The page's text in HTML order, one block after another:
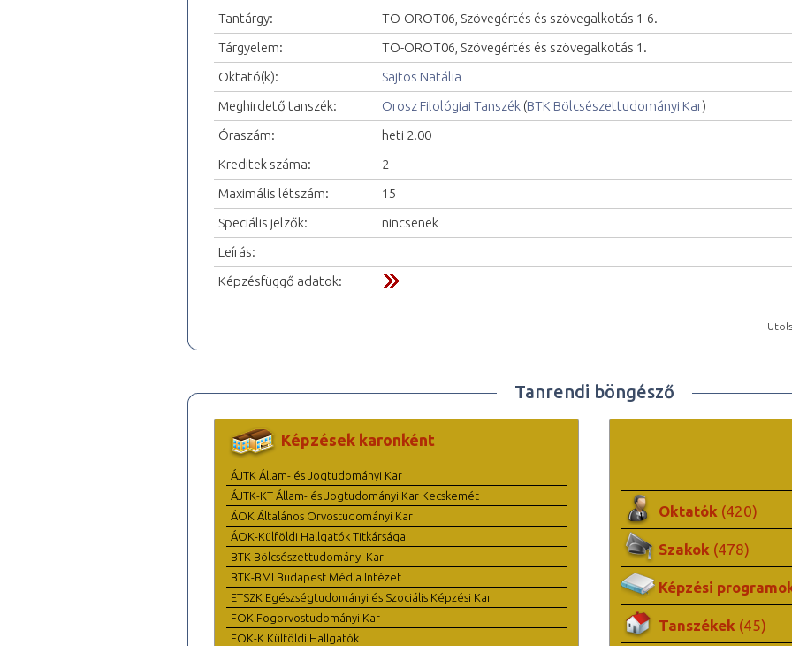
Tantárgy:
TO-OROT06, Szövegértés és szövegalkotás 1-6.
Tárgyelem:
TO-OROT06, Szövegértés és szövegalkotás 1.
Oktató(k):
Sajtos Natália
Meghirdető tanszék:
Orosz Filológiai Tanszék (BTK Bölcsészettudományi Kar)
Óraszám:
heti 2.00
Kreditek száma:
2
Maximális létszám:
15
Speciális jelzők:
nincsenek
Leírás:
Képzésfüggő adatok:
Tanrendi böngésző
Képzések karonként
ÁJTK Állam- és Jogtudományi Kar
ÁJTK-KT Állam- és Jogtudományi Kar Kecskemét
ÁOK Általános Orvostudományi Kar
ÁOK-Külföldi Hallgatók Titkársága
BTK Bölcsészettudományi Kar
BTK-BMI Budapest Média Intézet
ETSZK Egészségtudományi és Szociális Képzési Kar
FOK Fogorvostudományi Kar
FOK-K Külföldi Hallgatók
Oktatók (420)
Szakok (478)
Képzési
Tanszékek (45)